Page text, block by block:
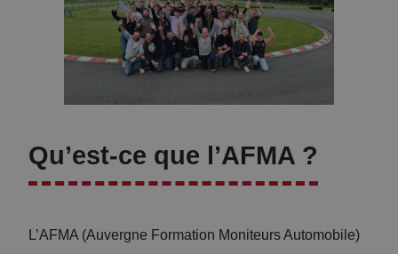
Qu’est-ce que l’AFMA ?
L’AFMA (Auvergne Formation Moniteurs Automobile)